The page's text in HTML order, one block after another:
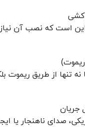
است که نصب آن
نه تنها از طریق
جریان
صدای ناهنجار